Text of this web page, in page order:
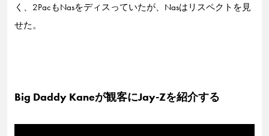
く、2PacもNasをディスっていたが、Nasはリスペクトを見
せた。
Big Daddy Kaneが観客にJay-Zを紹介する